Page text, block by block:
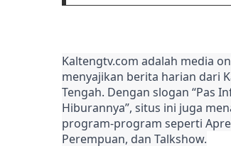
Kaltengtv.com adalah media
menyajikan berita harian dari
Tengah. Dengan slogan “Pas
Hiburannya”, situs ini juga
program-program seperti
Perempuan, dan Talkshow.